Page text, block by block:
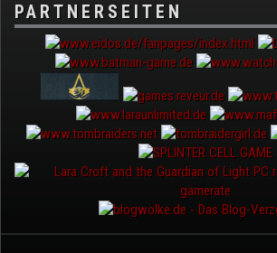
PARTNERSEITEN